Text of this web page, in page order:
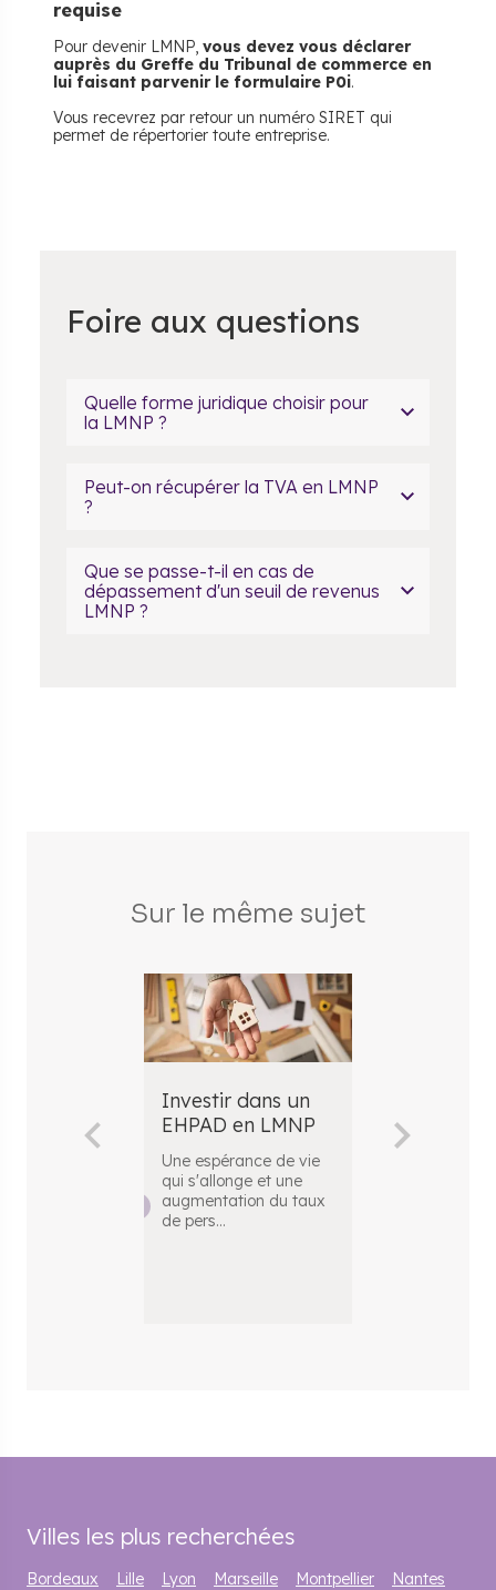
requise
Pour devenir LMNP, vous devez vous déclarer
auprès du Greffe du Tribunal de commerce en
lui faisant parvenir le formulaire P0i.
Vous recevrez par retour un numéro SIRET qui
permet de répertorier toute entreprise.
Foire aux questions
Quelle forme juridique choisir pour
la LMNP ?
Peut-on récupérer la TVA en LMNP
?
Que se passe-t-il en cas de
dépassement d'un seuil de revenus
LMNP ?
Sur le même sujet
Investir dans un
EHPAD en LMNP
Une espérance de vie
qui s'allonge et une
augmentation du taux
de pers...
résidence
étudiante
Villes les plus recherchées
Bordeaux Lille Lyon Marseille Montpellier
Nantes